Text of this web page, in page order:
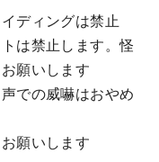
ディングは禁止
は禁止します。怪
願いします
での威嚇はおやめ
願いします